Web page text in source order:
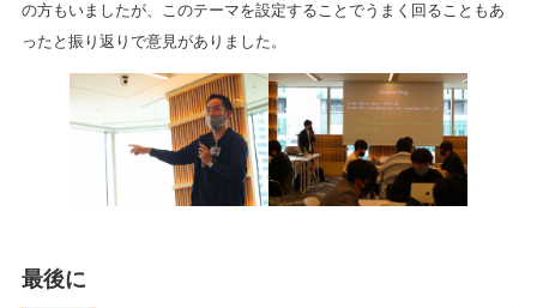
の方もいましたが、このテーマを設定することでうまく回ることもあ
ったと振り返りで意見がありました。
最後に